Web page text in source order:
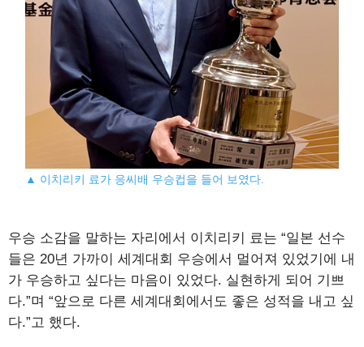
▲ 이치리키 료가 응씨배 우승컵을 들어 보였다.
우승 소감을 말하는 자리에서 이치리키 료는 “일본 선수
들은 20년 가까이 세계대회 우승에서 멀어져 있었기에 내
가 우승하고 싶다는 마음이 있었다. 실현하게 되어 기쁘
다.”며 “앞으로 다른 세계대회에서도 좋은 성적을 내고 싶
다.”고 했다.